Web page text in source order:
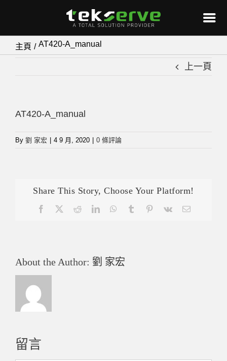
Skip
to
主頁 AT420-A_manual
上一頁
AT420-A_manual
By 劉 家宏 4 9 月, 2020 0 條評論
Share This Story, Choose Your Platform!
Facebook RedditLinkedInWhatsApp
Tumblr Pinterest
Vk Email:
About the Author: 劉 家宏
留言